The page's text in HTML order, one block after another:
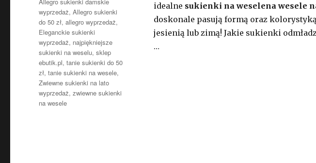
idealne sukienki na weselena wesele
doskonale pasują formą oraz
jesienią lub zimą! Jakie sukienki
…
Allegro sukienki damskie
wyprzedaż,Allegro sukienki
do 50 zł,allegro wyprzedaż,
Eleganckie sukienki
wyprzedaż, najpiękniejsze
sukienki na weselu,sklep
ebutik.pl,tanie sukienki do 50
zł,tanie sukienki na wesele,
Zwiewne sukienki na lato
wyprzedaż,zwiewne sukienki
na wesele